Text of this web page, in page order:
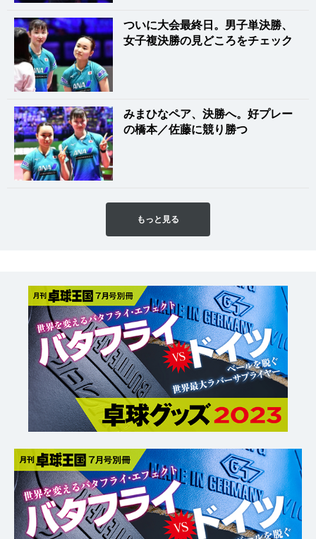
ついに大会最終日。男子単決勝、
女子複決勝の見どころをチェック
みまひなペア、決勝へ。好プレー
の橋本／佐藤に競り勝つ
もっと見る